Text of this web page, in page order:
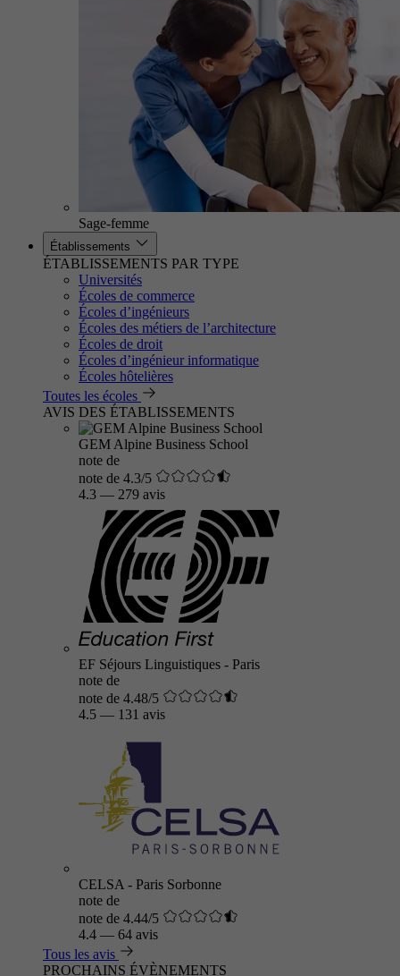
Sage-femme
Établissements
ÉTABLISSEMENTS PAR TYPE
Universités
Écoles de commerce
Écoles d’ingénieurs
Écoles des métiers de l’architecture
Écoles de droit
Écoles d’ingénieur informatique
Écoles hôtelières
Toutes les écoles
AVIS DES ÉTABLISSEMENTS
GEM Alpine Business School
note de
note de 4.3/5
4.3 — 279 avis
EF Séjours Linguistiques - Paris
note de
note de 4.48/5
4.5 — 131 avis
CELSA - Paris Sorbonne
note de
note de 4.44/5
4.4 — 64 avis
Tous les avis
PROCHAINS ÉVÈNEMENTS